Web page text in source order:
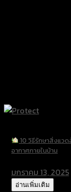
10 วิธีรักษาสิ่งแว
อากาศภายในบ้าน
มกราคม 13, 2025
อ่านเพิ่มเติม